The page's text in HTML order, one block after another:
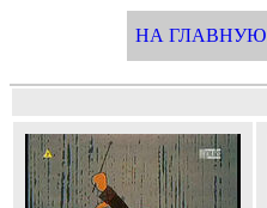
НА ГЛАВНУЮ